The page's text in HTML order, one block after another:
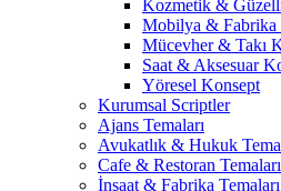
Kozmetik &
Mobilya & Fabrika
Mücevher & Takı
Saat & Aksesuar
Yöresel Konsept
Kurumsal Scriptler
Ajans Temaları
Avukatlık & Hukuk Tema
Cafe & Restoran Temaları
İnşaat & Fabrika Temaları